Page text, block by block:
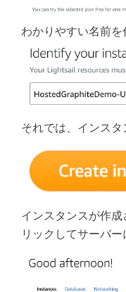
わかりやすい名前を
それでは、インスタ
インスタンスが作
リックしてサーバー